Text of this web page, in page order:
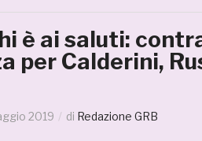
è ai saluti:
per Calderini,
2019 di Redazione GRB